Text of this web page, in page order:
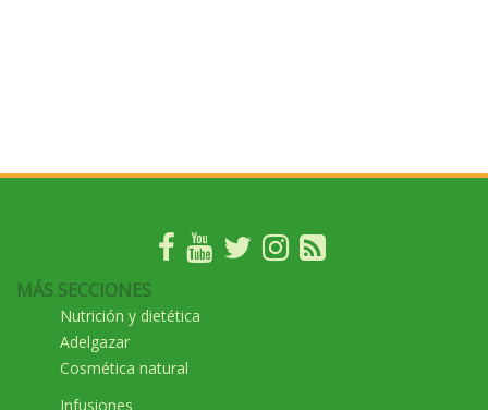
MÁS SECCIONES
Nutrición y dietética
Adelgazar
Cosmética natural
Infusiones